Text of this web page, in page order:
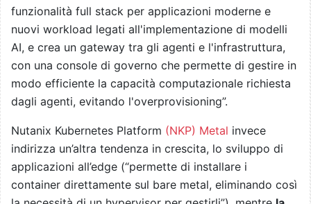
funzionalità full stack per applicazioni moderne e
nuovi workload legati all'implementazione di modelli
AI, e crea un gateway tra gli agenti e l'infrastruttura,
con una console di governo che permette di gestire in
modo efficiente la capacità computazionale richiesta
dagli agenti, evitando l'overprovisioning”.
Nutanix Kubernetes Platform (NKP) Metal invece
indirizza un’altra tendenza in crescita, lo sviluppo di
applicazioni all’edge (“permette di installare i
container direttamente sul bare metal, eliminando così